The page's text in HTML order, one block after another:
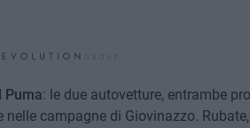
Puma: le due autovetture, entrambe
campagne di Giovinazzo.